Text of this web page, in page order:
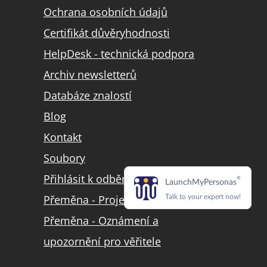
Ochrana osobních údajů
Certifikát důvěryhodnosti
HelpDesk - technická podpora
Archiv newsletterů
Databáze znalostí
Blog
Kontakt
Soubory
Přihlásit k odběru LinkedIn
Přeměna - Projekt přeměny
Přeměna - Oznámení a
upozornění pro věřitele